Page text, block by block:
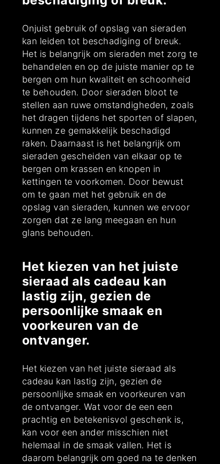
Onjuist gebruik of opslag van sieraden
kan leiden tot beschadiging of breuk.
Het is belangrijk om sieraden met zorg te
behandelen en op de juiste manier op te
bergen om hun kwaliteit en schoonheid
te behouden. Door sieraden bloot te
stellen aan ruwe omstandigheden, zoals
het dragen tijdens het sporten of slapen,
kunnen ze gemakkelijk beschadigd
raken. Daarnaast is het belangrijk om
sieraden gescheiden van elkaar op te
bergen om krassen en knopen in
kettingen te voorkomen. Door bewust
om te gaan met het gebruik en de
opslag van sieraden, kunnen we ervoor
zorgen dat ze lang meegaan en hun
glans behouden.
Het kiezen van het juiste
sieraad als cadeau kan
lastig zijn, gezien de
persoonlijke smaak en
voorkeuren van de
ontvanger.
Het kiezen van het juiste sieraad als
cadeau kan lastig zijn, gezien de
persoonlijke smaak en voorkeuren van
de ontvanger. Wat voor de een een
prachtig en betekenisvol geschenk is,
kan voor een ander misschien niet
helemaal in de smaak vallen. Het is
daarom belangrijk om goed na te denken